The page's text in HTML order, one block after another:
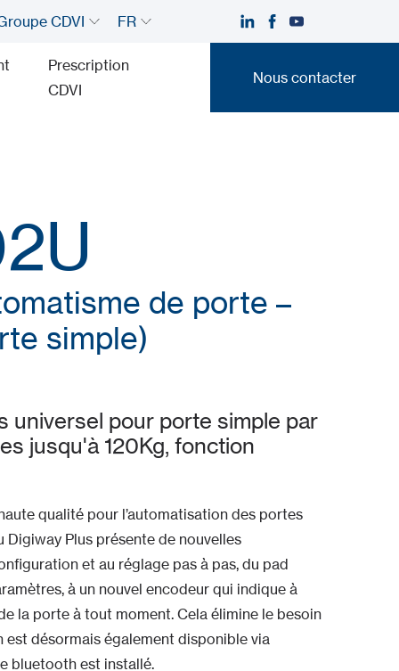
CDVI FR
Prescription
CDVI
Nous contacter
de porte –
simple)
universel pour porte simple par
jusqu'à 120Kg, fonction
qualité pour l’automatisation des portes
Digiway Plus présente de nouvelles
et au réglage pas à pas, du pad
à un nouvel encodeur qui indique à
la porte à tout moment. Cela élimine le besoin
désormais également disponible via
bluetooth est installé.